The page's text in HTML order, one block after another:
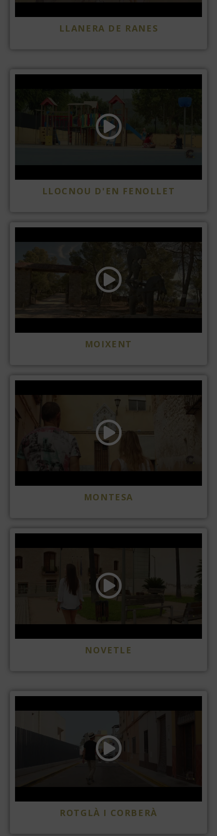
LLANERA DE RANES
LLOCNOU D'EN FENOLLET
MOIXENT
MONTESA
NOVETLE
ROTGLÀ I CORBERÀ